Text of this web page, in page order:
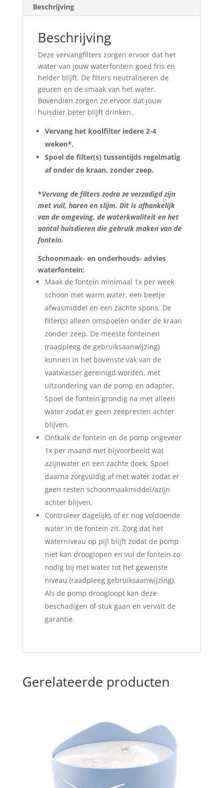
Beschrijving
Beschrijving
Deze vervangfilters zorgen ervoor dat het
water van jouw waterfontein goed fris en
helder blijft. De filters neutraliseren de
geuren en de smaak van het water.
Bovendien zorgen ze ervoor dat jouw
huisdier beter blijft drinken..
Vervang het koolfilter iedere 2-4
weken*.
Spoel de filter(s) tussentijds regelmatig
af onder de kraan, zonder zeep.
*Vervang de filters zodra ze verzadigd zijn
met vuil, haren en slijm. Dit is afhankelijk
van de omgeving, de waterkwaliteit en het
aantal huisdieren die gebruik maken van de
fontein.
Schoonmaak- en onderhouds- advies
waterfontein:
Maak de fontein minimaal 1x per week
schoon met warm water, een beetje
afwasmiddel en een zachte spons. De
filter(s) alleen omspoelen onder de kraan
zonder zeep. De meeste fonteinen
(raadpleeg de gebruiksaanwijzing)
kunnen in het bovenste vak van de
vaatwasser gereinigd worden, met
uitzondering van de pomp en adapter.
Spoel de fontein grondig na met alleen
water zodat er geen zeepresten achter
blijven.
Ontkalk de fontein en de pomp ongeveer
1x per maand met bijvoorbeeld wat
azijnwater en een zachte doek. Spoel
daarna zorgvuldig af met water zodat er
geen resten schoonmaakmiddel/azijn
achter blijven.
Controleer dagelijks of er nog voldoende
water in de fontein zit. Zorg dat het
waterniveau op pijl blijft zodat de pomp
niet kan drooglopen en vul de fontein zo
nodig bij met water tot het gewenste
niveau (raadpleeg gebruiksaanwijzing).
Als de pomp droogloopt kan deze
beschadigen of stuk gaan en vervalt de
garantie.
Gerelateerde producten